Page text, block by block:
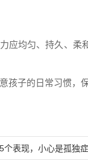
应均匀、持久、柔
孩子的日常习惯，
个表现，小心是孤独症